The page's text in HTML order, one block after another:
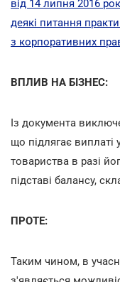
від 14 липня 2016
деякі питання
з корпоративних
ВПЛИВ НА БІЗНЕС:
Із документа
що підлягає виплаті
товариства в разі
підставі балансу,
ПРОТЕ:
Таким чином, в